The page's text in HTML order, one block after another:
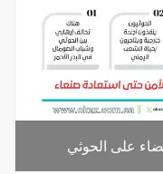
على الحوثي